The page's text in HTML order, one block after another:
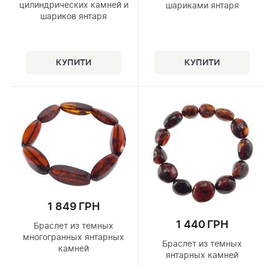
цилиндрических камней и
шариков янтаря
шариками янтаря
1 849 ГРН
Браслет из темных
многогранных янтарных
камней
1 440 ГРН
Браслет из темных
янтарных камней